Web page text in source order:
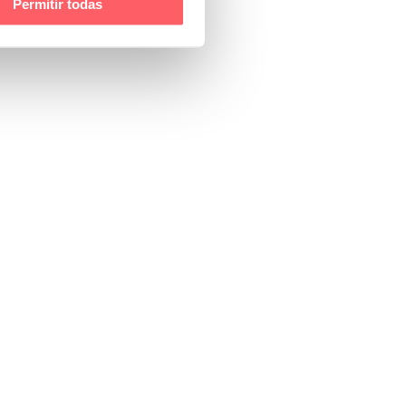
Permitir todas